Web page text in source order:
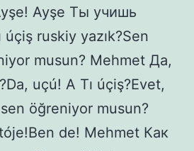
Ayşe Ты учишь
úçiş ruskiy yazık?Sen
musun? Mehmet Да,
uçú! A Tı úçiş?Evet,
öğreniyor musun?
de! Mehmet Как